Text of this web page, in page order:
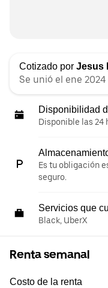
Cotizado por Jesus
Se unió el ene 2024
Disponibilidad
Disponible las 24
Es tu obligación
seguro.
Servicios que
Black, UberX
Renta semanal
Costo de la renta